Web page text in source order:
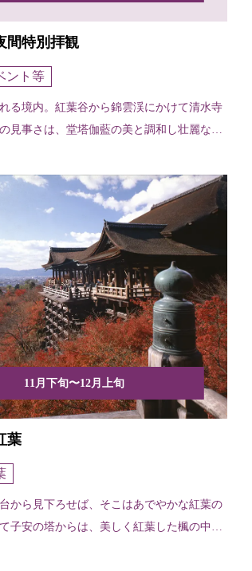
間特別拝観
ント等
る境内。紅葉谷から錦雲渓にかけて清水寺
見事さは、堂塔伽藍の美と調和し壮麗な煌
11月下旬〜12月上旬
葉
から見下ろせば、そこはあでやかな紅葉の
子安の塔からは、美しく紅葉した楓の中に